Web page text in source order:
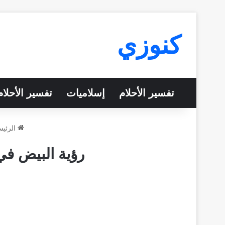
كنوزي
تفسير الأحلام إسلاميات تفسير
رؤية البيض